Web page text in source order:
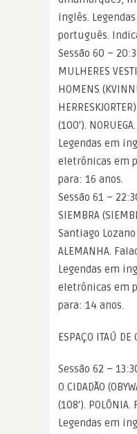
inglês.
português.
Sessão 60 –
MULHERES
HOMENS
(100′).
Legendas em
eletrônicas em
para: 16 anos.
Sessão 61 –
SIEMBRA
Santiago Lozano
ALEMANHA.
Legendas em
eletrônicas em
para: 14 anos.
ESPAÇO ITAÚ
Sessão 62 –
O CIDADÃO
(108′).
Legendas em